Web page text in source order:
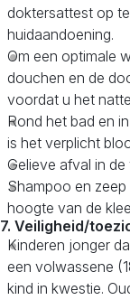
doktersattest op
huidaandoening.
Om een optimale
douchen en de
voordat u het
Rond het bad en
is het verplicht
Gelieve afval in
Shampoo en
hoogte van de
7. Veiligheid/
Kinderen jonger
een volwassene
kind in kwestie.